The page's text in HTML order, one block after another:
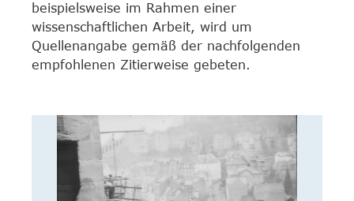
beispielsweise im Rahmen einer
wissenschaftlichen Arbeit, wird um
Quellenangabe gemäß der nachfolgenden
empfohlenen Zitierweise gebeten.